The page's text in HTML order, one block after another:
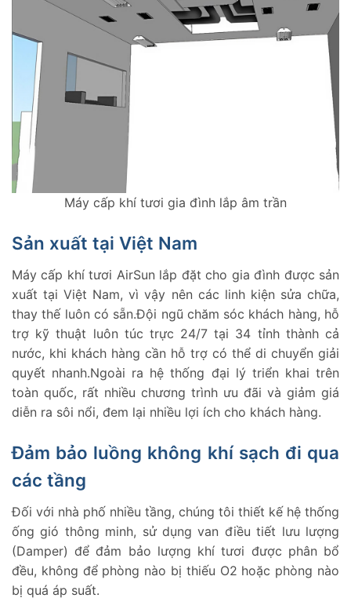
Máy cấp khí tươi gia đình lắp âm trần
Sản xuất tại Việt Nam
Máy cấp khí tươi AirSun lắp đặt cho gia đình được sản
xuất tại Việt Nam, vì vậy nên các linh kiện sửa chữa,
thay thế luôn có sẵn.Đội ngũ chăm sóc khách hàng, hỗ
trợ kỹ thuật luôn túc trực 24/7 tại 34 tỉnh thành cả
nước, khi khách hàng cần hỗ trợ có thể di chuyển giải
quyết nhanh.Ngoài ra hệ thống đại lý triển khai trên
toàn quốc, rất nhiều chương trình ưu đãi và giảm giá
diễn ra sôi nổi, đem lại nhiều lợi ích cho khách hàng.
Đảm bảo luồng không khí sạch đi qua
các tầng
Đối với nhà phố nhiều tầng, chúng tôi thiết kế hệ thống
ống gió thông minh, sử dụng van điều tiết lưu lượng
(Damper) để đảm bảo lượng khí tươi được phân bổ
đều, không để phòng nào bị thiếu O2 hoặc phòng nào
bị quá áp suất.